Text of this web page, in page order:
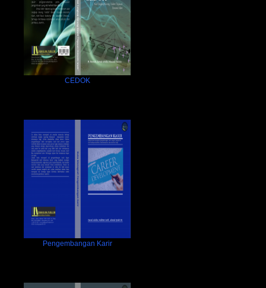
CEDOK
Pengembangan Karir